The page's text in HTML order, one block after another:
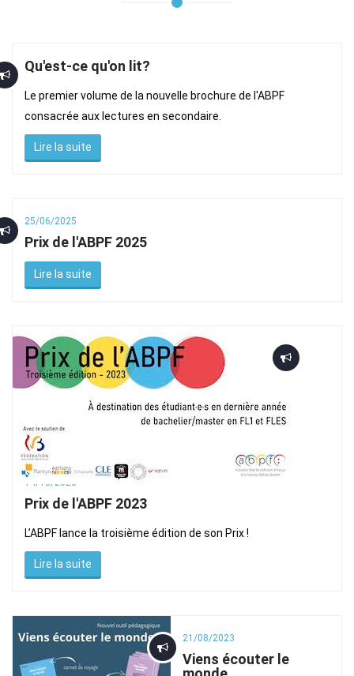
Qu'est-ce qu'on lit?
Le premier volume de la nouvelle brochure de l'ABPF
consacrée aux lectures en secondaire.
Lire la suite
25/06/2025
Prix de l'ABPF 2025
Lire la suite
14/10/2023
Prix de l'ABPF 2023
L’ABPF lance la troisième édition de son Prix !
Lire la suite
21/08/2023
Viens écouter le